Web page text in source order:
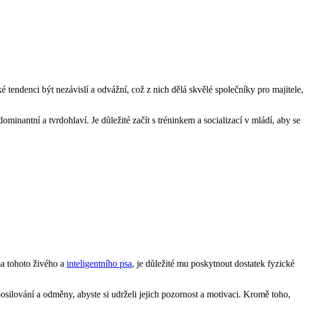
​být nezávislí a ​odvážní,‌ což z nich‍ dělá ​skvělé‍ společníky pro ‌majitele,⁢
a tvrdohlaví. Je důležité začít s tréninkem ‍a socializací v mládí, aby⁤ se
tohoto živého a inteligentního psa, je důležité mu poskytnout dostatek‍ fyzické
a odměny, abyste si udrželi jejich pozornost a motivaci. Kromě‌ toho,